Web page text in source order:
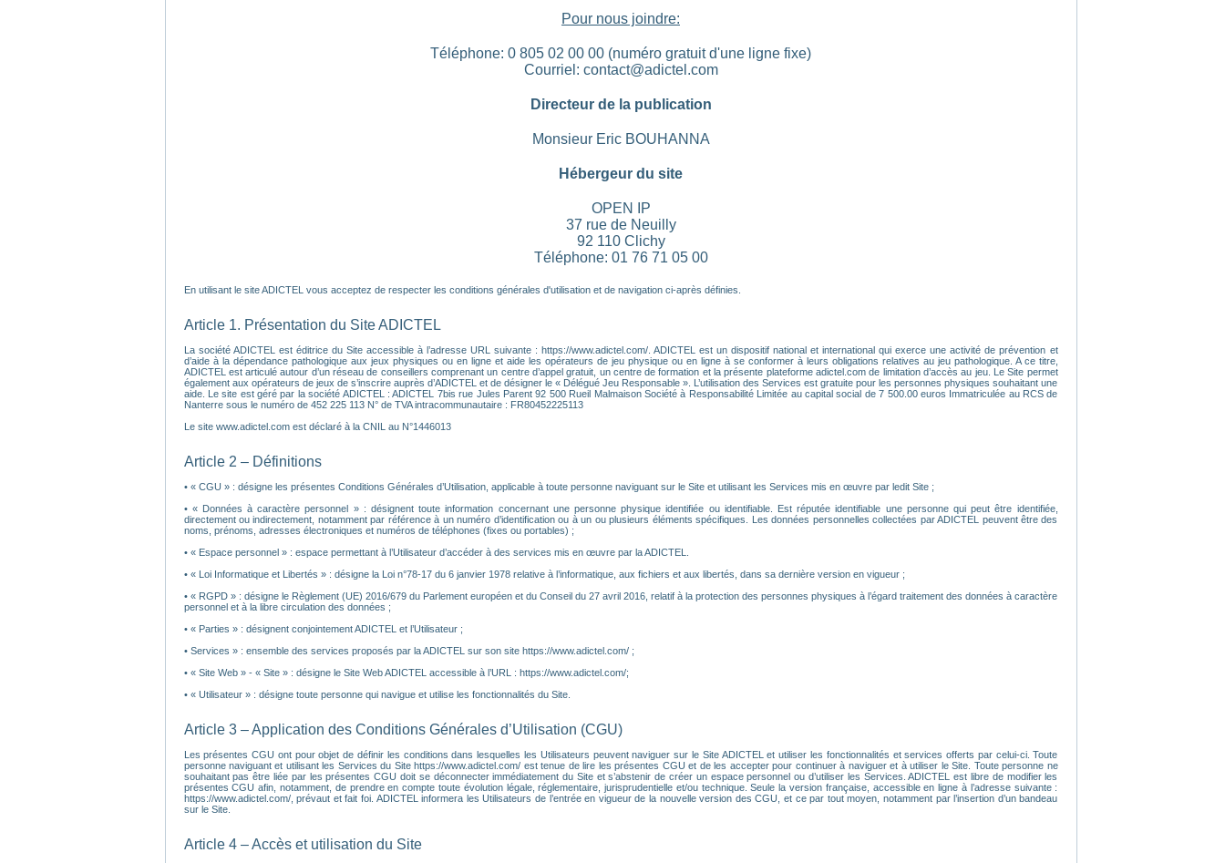
Pour nous joindre:
Téléphone: 0 805 02 00 00 (numéro gratuit d'une ligne fixe)
Courriel: contact@adictel.com
Directeur de la publication
Monsieur Eric BOUHANNA
Hébergeur du site
OPEN IP
37 rue de Neuilly
92 110 Clichy
Téléphone: 01 76 71 05 00
En utilisant le site ADICTEL vous acceptez de respecter les conditions générales d'utilisation et de navigation ci-après définies.
Article 1. Présentation du Site ADICTEL
La société ADICTEL est éditrice du Site accessible à l’adresse URL suivante : https://www.adictel.com/. ADICTEL est un dispositif national et international qui exerce une activité de prévention et
d’aide à la dépendance pathologique aux jeux physiques ou en ligne et aide les opérateurs de jeu physique ou en ligne à se conformer à leurs obligations relatives au jeu pathologique. A ce titre,
ADICTEL est articulé autour d’un réseau de conseillers comprenant un centre d’appel gratuit, un centre de formation et la présente plateforme adictel.com de limitation d’accès au jeu. Le Site permet
également aux opérateurs de jeux de s’inscrire auprès d’ADICTEL et de désigner le « Délégué Jeu Responsable ». L’utilisation des Services est gratuite pour les personnes physiques souhaitant une
aide. Le site est géré par la société ADICTEL : ADICTEL 7bis rue Jules Parent 92 500 Rueil Malmaison Société à Responsabilité Limitée au capital social de 7 500.00 euros Immatriculée au RCS de
Nanterre sous le numéro de 452 225 113 N° de TVA intracommunautaire : FR80452225113
Le site www.adictel.com est déclaré à la CNIL au N°1446013
Article 2 – Définitions
• « CGU » : désigne les présentes Conditions Générales d’Utilisation, applicable à toute personne naviguant sur le Site et utilisant les Services mis en œuvre par ledit Site ;
• « Données à caractère personnel » : désignent toute information concernant une personne physique identifiée ou identifiable. Est réputée identifiable une personne qui peut être identifiée,
directement ou indirectement, notamment par référence à un numéro d’identification ou à un ou plusieurs éléments spécifiques. Les données personnelles collectées par ADICTEL peuvent être des
noms, prénoms, adresses électroniques et numéros de téléphones (fixes ou portables) ;
• « Espace personnel » : espace permettant à l’Utilisateur d’accéder à des services mis en œuvre par la ADICTEL.
• « Loi Informatique et Libertés » : désigne la Loi n°78-17 du 6 janvier 1978 relative à l’informatique, aux fichiers et aux libertés, dans sa dernière version en vigueur ;
• « RGPD » : désigne le Règlement (UE) 2016/679 du Parlement européen et du Conseil du 27 avril 2016, relatif à la protection des personnes physiques à l’égard traitement des données à caractère
personnel et à la libre circulation des données ;
• « Parties » : désignent conjointement ADICTEL et l’Utilisateur ;
• Services » : ensemble des services proposés par la ADICTEL sur son site https://www.adictel.com/ ;
• « Site Web » - « Site » : désigne le Site Web ADICTEL accessible à l’URL : https://www.adictel.com/;
• « Utilisateur » : désigne toute personne qui navigue et utilise les fonctionnalités du Site.
Article 3 – Application des Conditions Générales d’Utilisation (CGU)
Les présentes CGU ont pour objet de définir les conditions dans lesquelles les Utilisateurs peuvent naviguer sur le Site ADICTEL et utiliser les fonctionnalités et services offerts par celui-ci. Toute
personne naviguant et utilisant les Services du Site https://www.adictel.com/ est tenue de lire les présentes CGU et de les accepter pour continuer à naviguer et à utiliser le Site. Toute personne ne
souhaitant pas être liée par les présentes CGU doit se déconnecter immédiatement du Site et s’abstenir de créer un espace personnel ou d’utiliser les Services. ADICTEL est libre de modifier les
présentes CGU afin, notamment, de prendre en compte toute évolution légale, réglementaire, jurisprudentielle et/ou technique. Seule la version française, accessible en ligne à l’adresse suivante :
https://www.adictel.com/, prévaut et fait foi. ADICTEL informera les Utilisateurs de l’entrée en vigueur de la nouvelle version des CGU, et ce par tout moyen, notamment par l’insertion d’un bandeau
sur le Site.
Article 4 – Accès et utilisation du Site